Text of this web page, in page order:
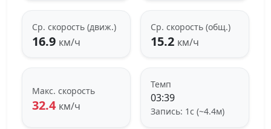
Ср. скорость (движ.)
16.9 км/ч
Ср. скорость (общ.)
15.2 км/ч
Макс. скорость
32.4 км/ч
Темп
03:39
Запись: 1с (~4.4м)